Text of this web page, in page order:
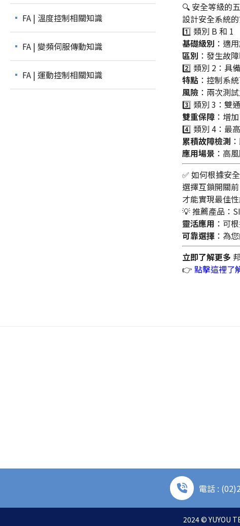
FA | 溫度控制相關知識
FA | 變頻伺服傳動知識
FA | 運動控制相關知識
🔍 安全等級的
設計安全系統
1️⃣ 類別 B 和 1
基礎級別 ：適
區別 ：發生故
2️⃣ 類別 2：具
特點 ：控制系
風險 ：兩次測
3️⃣ 類別 3：雙
雙重保障 ：增
4️⃣ 類別 4：最
累積故障檢測
應用場景 ：高
✅ 如何根據安
選擇互鎖開關
才能實現最佳性
💡 推薦產品：
靈活應用 ：可
可靠選擇 ：為
立即了解更多
👉點擊這裡了
電話 :
2024 © YUYOU